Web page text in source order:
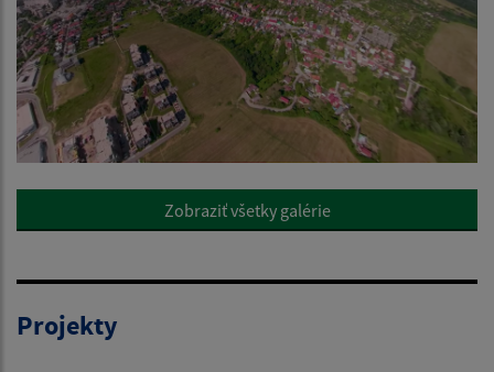
Zobraziť všetky galérie
Projekty